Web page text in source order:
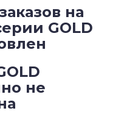
на
GOLD
не